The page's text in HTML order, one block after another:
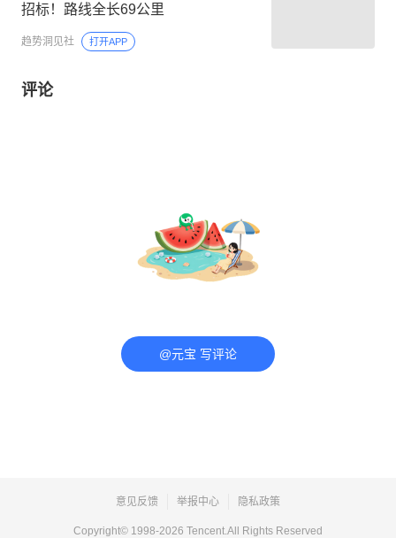
招标！路线全长69公里
趋势洞见社 打开APP
评论
@元宝 写评论
意见反馈 举报中心 隐私政策
Copyright© 1998-2026 Tencent.All Rights Reserved